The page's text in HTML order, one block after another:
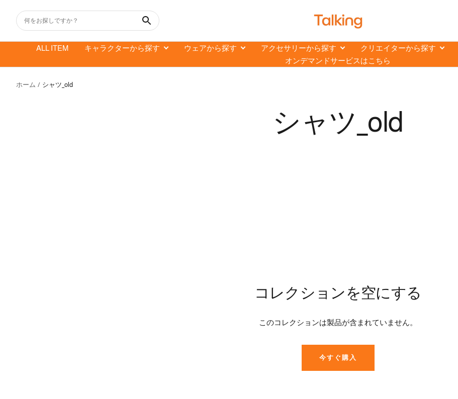
ン
へ
キ
グ
ALL ITEM キャラクターから探す ウェアから探す アクセサリーから探す クリエイターから探す
オンデマンドサービスはこちら
ホーム シャツ_old
シャツ_old
コレクションを空にする
このコレクションは製品が含まれていません。
今すぐ購入